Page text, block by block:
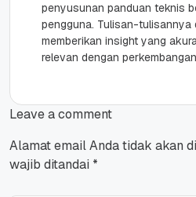
penyusunan panduan teknis
pengguna. Tulisan-tulisannya
memberikan insight yang
relevan dengan
Leave a comment
Alamat email Anda tidak akan
wajib ditandai *